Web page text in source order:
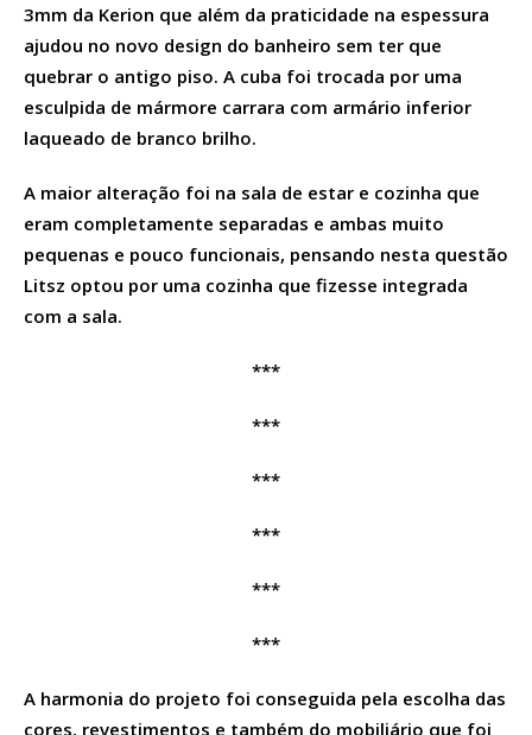
3mm da Kerion que além da praticidade na espessura
ajudou no novo design do banheiro sem ter que
quebrar o antigo piso. A cuba foi trocada por uma
esculpida de mármore carrara com armário inferior
laqueado de branco brilho.
A maior alteração foi na sala de estar e cozinha que
eram completamente separadas e ambas muito
pequenas e pouco funcionais, pensando nesta questão
Litsz optou por uma cozinha que fizesse integrada
com a sala.
***
***
***
***
***
***
A harmonia do projeto foi conseguida pela escolha das
cores, revestimentos e também do mobiliário que foi